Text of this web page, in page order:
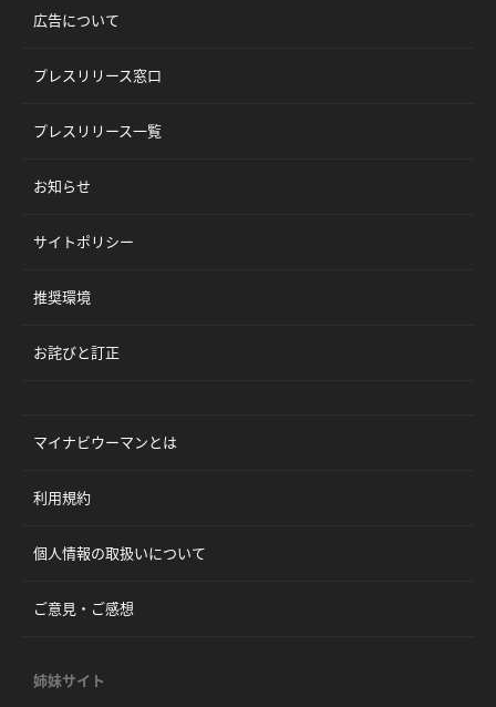
広告について
プレスリリース窓口
プレスリリース一覧
お知らせ
サイトポリシー
推奨環境
お詫びと訂正
マイナビウーマンとは
利用規約
個人情報の取扱いについて
ご意見・ご感想
姉妹サイト